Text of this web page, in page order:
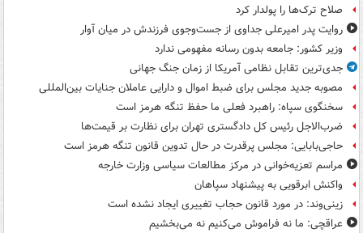
صلاح ترک‌ها را پولدار کرد
روایت پدر امیرعلی جداوی از جست‌وجوی فرزندش در میان آوار
وزیر کشور: جامعه بدون رسانه مفهومی ندارد
جدی‌ترین تقابل نظامی آمریکا از زمان جنگ جهانی
مصوبه جدید مجلس برای ضبط اموال و دارایی عاملان جنایات بین‌المللی
سخنگوی سپاه: راهبرد فعلی ما حفظ تنگه هرمز است
ضرب‌الاجل رئیس کل دادگستری تهران برای نظارت بر قیمت‌ها
حاجی‌بابایی: مجلس پرقدرت در حال تدوین قانون تنگه هرمز است
مراسم تعزیه‌خوانی در مرکز مطالعات سیاسی وزارت خارجه
واکنش ابرقویی به پیشنهاد سپاهان
زینی‌وند: در مورد قانون حجاب تغییری ایجاد نشده است
عراقچی: ما نه فراموش می‌کنیم نه می‌بخشیم